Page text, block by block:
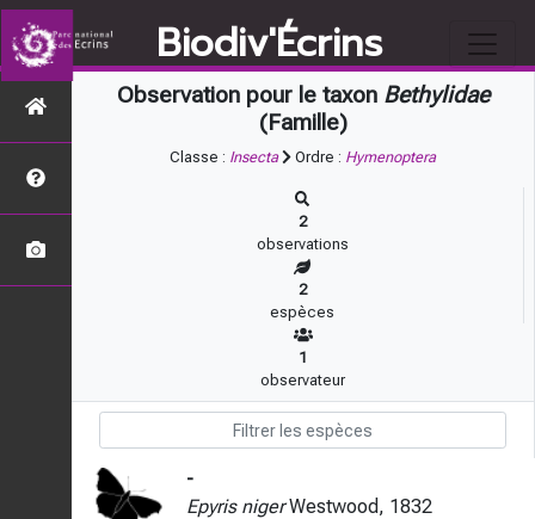
Biodiv'Écrins
Observation pour le taxon Bethylidae
(Famille)
Classe : Insecta Ordre : Hymenoptera
2
observations
2
espèces
1
observateur
-
Epyris nigerWestwood, 1832